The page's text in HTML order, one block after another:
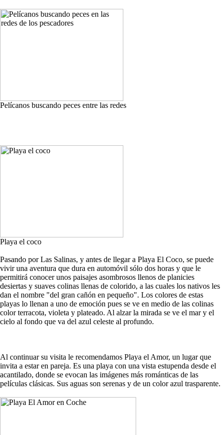
Pelícanos buscando peces entre las redes
Playa el coco
Pasando por Las Salinas, y antes de llegar a Playa El Coco, se puede
vivir una aventura que dura en automóvil sólo dos horas y que le
permitirá conocer unos paisajes asombrosos llenos de planicies
desiertas y suaves colinas llenas de colorido, a las cuales los nativos les
dan el nombre "del gran cañón en pequeño". Los colores de estas
playas lo llenan a uno de emoción pues se ve en medio de las colinas
color terracota, violeta y plateado. Al alzar la mirada se ve el mar y el
cielo al fondo que va del azul celeste al profundo.
Al continuar su visita le recomendamos Playa el Amor, un lugar que
invita a estar en pareja. Es una playa con una vista estupenda desde el
acantilado, donde se evocan las imágenes más románticas de las
películas clásicas. Sus aguas son serenas y de un color azul trasparente.